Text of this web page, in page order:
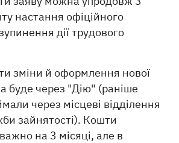
настання офіційного
дії трудового
зміни й оформлення нової
буде через "Дію" (раніше
через місцеві відділення
зайнятості). Кошти
на 3 місяці, але в